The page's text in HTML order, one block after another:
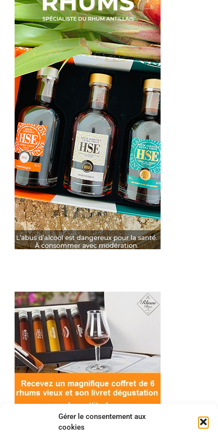
Gérer le consentement aux
cookies